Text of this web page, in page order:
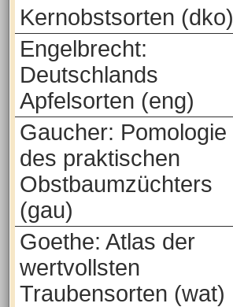
Kernobstsorten (dko)
Engelbrecht:
Deutschlands
Apfelsorten (eng)
Gaucher: Pomologie
des praktischen
Obstbaumzüchters
(gau)
Goethe: Atlas der
wertvollsten
Traubensorten (wat)